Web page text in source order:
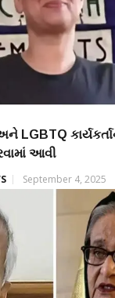
અને LGBTQ
આવી
September 4, 2025